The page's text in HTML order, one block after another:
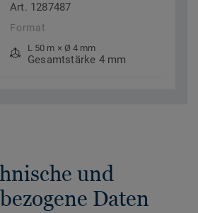
Art. 1287487
Format
L 50 m × Ø 4 mm
Gesamtstärke 4 mm
und
Daten